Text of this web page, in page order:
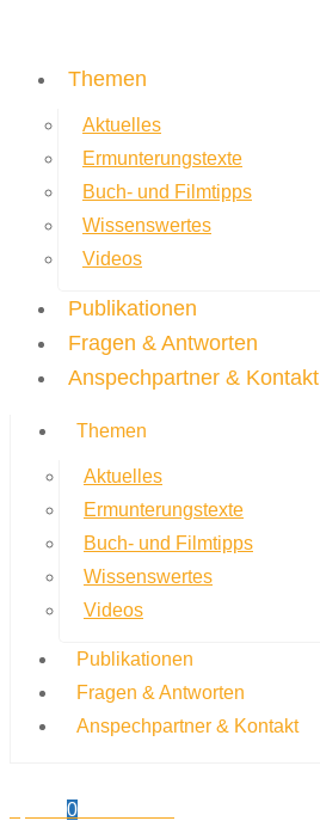
Themen
Aktuelles
Ermunterungstexte
Buch- und Filmtipps
Wissenswertes
Videos
Publikationen
Fragen & Antworten
Anspechpartner & Kontakt
Themen
Aktuelles
Ermunterungstexte
Buch- und Filmtipps
Wissenswertes
Videos
Publikationen
Fragen & Antworten
Anspechpartner & Kontakt
0